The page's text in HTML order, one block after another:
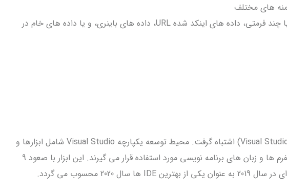
های مختلف
امکان ارسال داده های چند بخشی و یا چند فرمتی، داده های اینکد شده URL، داده های باینری، و یا داده های خام در
این ابزار را نباید با گزینه شماره 2 (Visual Studio Code) اشتباه گرفت. محیط توسعه یکپارچه Visual Studio شامل ابزارها و
سرویس های متنوعی است که در اکثر پلتفرم ها و زبان های برنامه نویسی مورد استفاده قرار می گیرند. این ابزار با صعود 9